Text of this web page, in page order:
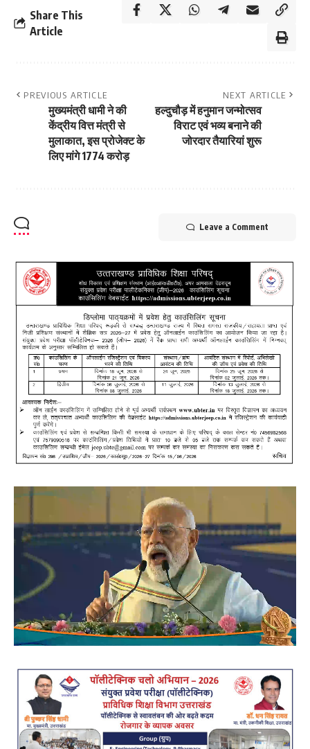
Share This
Article
PREVIOUS ARTICLE
मुख्यमंत्री धामी ने की
केंद्रीय वित्त मंत्री से
मुलाकात, इस प्रोजेक्ट के
लिए मांगे 1774 करोड़
NEXT ARTICLE
हल्दुचौड़ में हनुमान जन्मोत्सव
विराट एवं भव्य बनाने की
जोरदार तैयारियां शुरू
Leave a Comment